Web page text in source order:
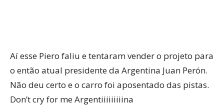
Aí esse Piero faliu e tentaram vender o projeto para
o então atual presidente da Argentina Juan Perón.
Não deu certo e o carro foi aposentado das pistas.
Don’t cry for me Argentiiiiiiiiina